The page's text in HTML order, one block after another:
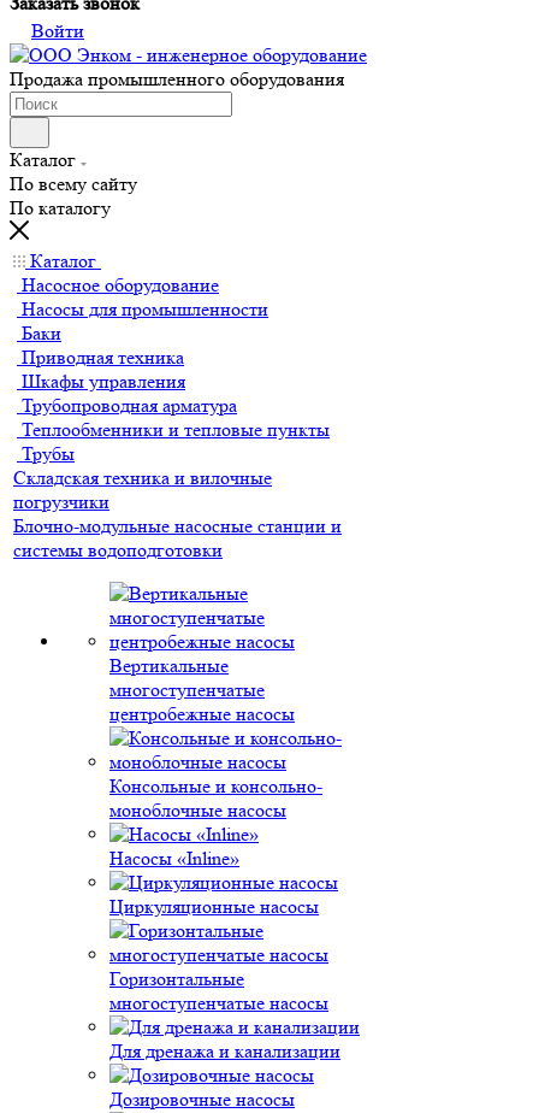
Войти
Продажа промышленного оборудования
Каталог
По всему сайту
По каталогу
Каталог
Насосное оборудование
Насосы для промышленности
Баки
Приводная техника
Шкафы управления
Трубопроводная арматура
Теплообменники и тепловые пункты
Трубы
Складская техника и вилочные
погрузчики
Блочно-модульные насосные станции и
системы водоподготовки
Вертикальные
многоступенчатые
центробежные насосы
Консольные и консольно-
моноблочные насосы
Насосы «Inline»
Циркуляционные насосы
Горизонтальные
многоступенчатые насосы
Для дренажа и канализации
Дозировочные насосы